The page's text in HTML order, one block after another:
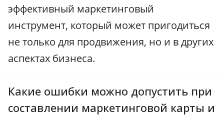
эффективный маркетинговый
инструмент, который может пригодиться
не только для продвижения, но и в других
аспектах бизнеса.
Какие ошибки можно допустить при
составлении маркетинговой карты и